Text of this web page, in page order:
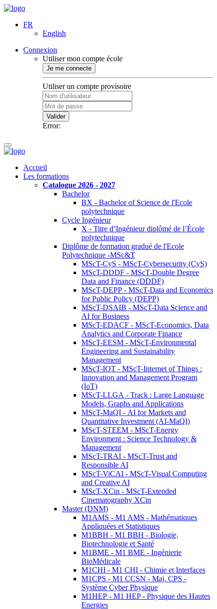
FR
English
Connexion
Utiliser mon compte école
Je me connecte
Utiliser un compte provisoire
Valider
Error:
Accueil
Les formations
Catalogue 2026 - 2027
Bachelor
BX - Bachelor of Science de l'Ecole
polytechnique
Cycle Ingénieur
X - Titre d’Ingénieur diplômé de l’École
polytechnique
Diplôme de formation gradué de l'Ecole
Polytechnique -MSc&T
MScT-CyS - MScT-Cybersecurity (CyS)
MScT-DDDF - MScT-Double Degree
Data and Finance (DDDF)
MScT-DEPP - MScT-Data and Economics
for Public Policy (DEPP)
MScT-DSAIB - MScT-Data Science and
AI for Business
MScT-EDACF - MScT-Economics, Data
Analytics and Corporate Finance
MScT-EESM - MScT-Environmental
Engineering and Sustainability
Management
MScT-IOT - MScT-Internet of Things :
Innovation and Management Program
(IoT)
MScT-LLGA - Track : Large Language
Models, Graphs and Applications
MScT-MaQI - AI for Markets and
Quantitative Investment (AI-MaQI)
MScT-STEEM - MScT-Energy
Environment : Science Technology &
Management
MScT-TRAI - MScT-Trust and
Responsible AI
MScT-ViCAI - MScT-Visual Computing
and Creative AI
MScT-XCin - MScT-Extended
Cinematography XCin
Master (DNM)
M1AMS - M1 AMS - Mathématiques
Appliquées et Statistiques
M1BBH - M1 BBH - Biologie,
Biotechnologie et Santé
M1BME - M1 BME - Ingénierie
BioMédicale
M1CHI - M1 CHI - Chimie et Interfaces
M1CPS - M1 CCSN - Maj. CPS -
Système Cyber Physique
M1HEP - M1 HEP - Physique des Hautes
Energies